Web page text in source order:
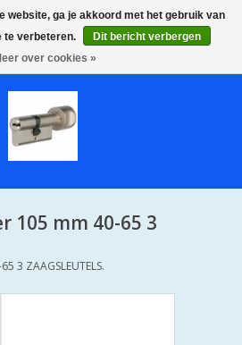
0 Artikelen - €0,00
MET
105 mm 40-65 3
3 ZAAGSLEUTELS.
website, ga je akkoord met het gebruik van
te verbeteren.
Dit bericht verbergen
over cookies »